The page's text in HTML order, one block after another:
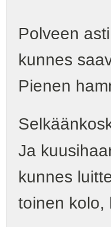
Polveen
kunnes
Pienen
Ja
kunnes
toinen kolo,